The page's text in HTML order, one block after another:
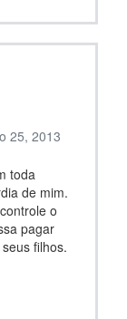
25, 2013
toda
de mim.
o
pagar
filhos.